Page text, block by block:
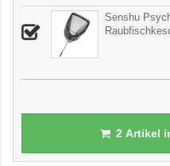
Senshu
2 Artikel